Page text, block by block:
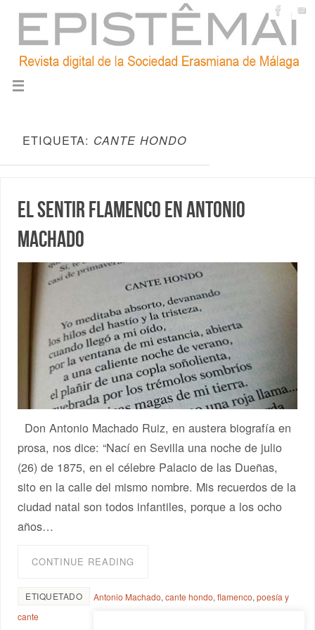
ETIQUETA: CANTE HONDO
El sentir flamenco en Antonio
Machado
Don Antonio Machado Ruiz, en austera biografía en
prosa, nos dice: “Nací en Sevilla una noche de julio
(26) de 1875, en el célebre Palacio de las Dueñas,
sito en la calle del mismo nombre. Mis recuerdos de la
ciudad natal son todos infantiles, porque a los ocho
años…
CONTINUE READING
ETIQUETADO Antonio Machado,cante hondo,flamenco,poesía y
cante